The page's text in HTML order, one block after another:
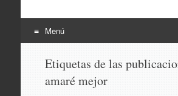
Menú
contenido
Etiquetas de las
amaré mejor